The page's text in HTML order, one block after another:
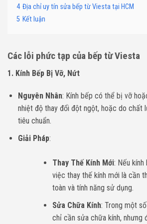
4 Địa chỉ uy tín sửa bếp từ Viesta tại HCM
5 Kết luận
Các lỗi phức tạp của bếp từ Viesta
1. Kính Bếp Bị Vỡ, Nứt
Nguyên Nhân: Kính bếp có thể bị vỡ
nhiệt độ thay đổi đột ngột, hoặc do chất
tiêu chuẩn.
Giải Pháp:
Thay Thế Kính Mới: Nếu
việc thay thế kính mới là cần
toàn và tính năng sử dụng.
Sửa Chữa Kính: Trong một
chỉ cần sửa chữa kính, nhưng